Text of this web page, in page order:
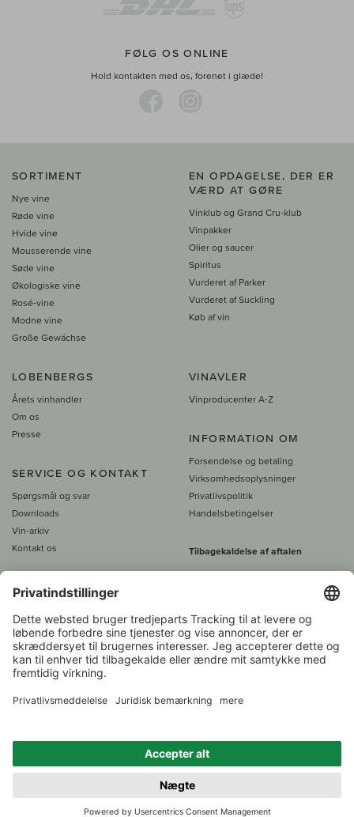
FØLG OS ONLINE
Hold kontakten med os, forenet i glæde!
SORTIMENT
Nye vine
Røde vine
Hvide vine
Mousserende vine
Søde vine
Økologiske vine
Rosé-vine
Modne vine
Große Gewächse
EN OPDAGELSE, DER ER
VÆRD AT GØRE
Vinklub og Grand Cru-klub
Vinpakker
Olier og saucer
Spiritus
Vurderet af Parker
Vurderet af Suckling
Køb af vin
LOBENBERGS
Årets vinhandler
Om os
Presse
SERVICE OG KONTAKT
Spørgsmål og svar
Downloads
Vin-arkiv
Kontakt os
VINAVLER
Vinproducenter A-Z
INFORMATION OM
Forsendelse og betaling
Virksomhedsoplysninger
Privatlivspolitik
Handelsbetingelser
Tilbagekaldelse af aftalen
Alle priser er inkl. moms, plus 39
450 DKK gratis fragt
Kundeservice:
1.000 vinavlere –
Vinhandler
i år 2022
Tilbage